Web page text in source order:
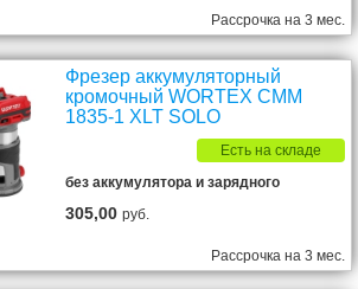
Рассрочка на 3 мес.
Фрезер аккумуляторный
кромочный WORTEX CMM
1835-1 XLT SOLO
Есть на складе
без аккумулятора и зарядного
305,00руб.
Рассрочка на 3 мес.